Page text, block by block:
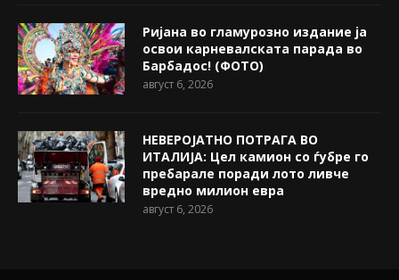
Ријана во гламурозно издание ја
освои карневалската парада во
Барбадос! (ФОТО)
август 6, 2026
НЕВЕРОЈАТНО ПОТРАГА ВО
ИТАЛИЈА: Цел камион со ѓубре го
пребарале поради лото ливче
вредно милион евра
август 6, 2026